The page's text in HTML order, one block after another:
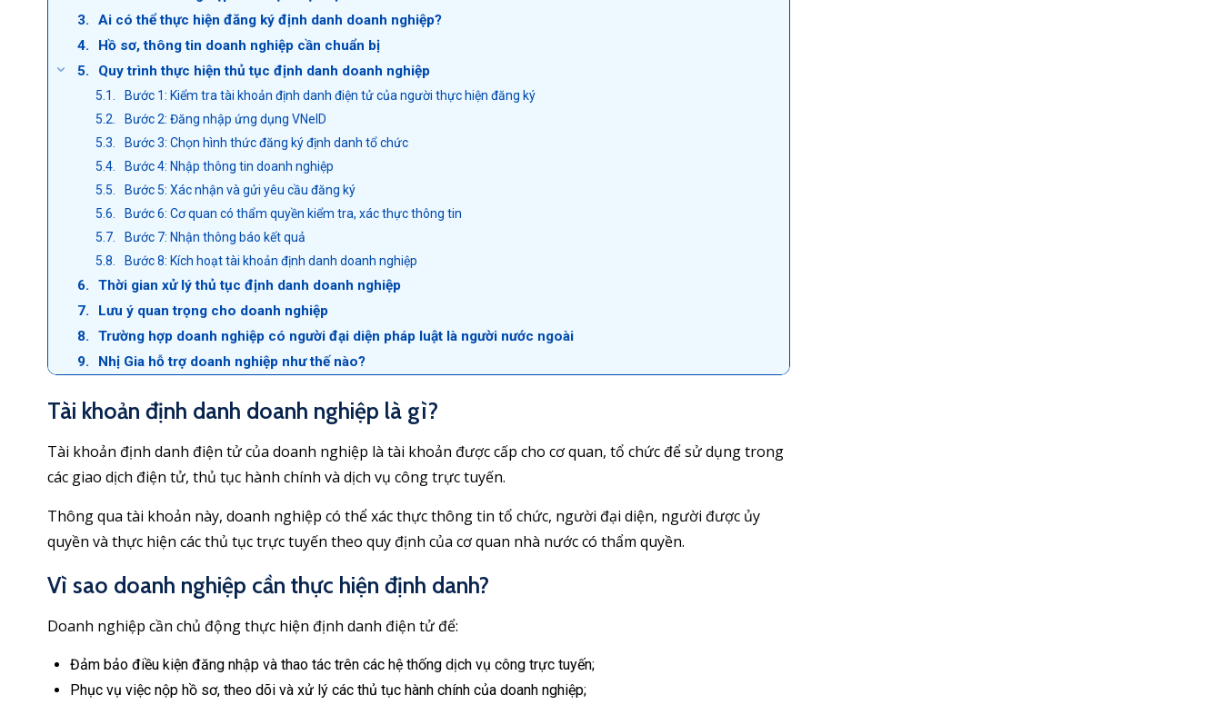
Ai có thể thực hiện đăng ký định danh doanh nghiệp?
Hồ sơ, thông tin doanh nghiệp cần chuẩn bị
Quy trình thực hiện thủ tục định danh doanh nghiệp
Bước 1: Kiểm tra tài khoản định danh điện tử của người thực hiện đăng ký
Bước 2: Đăng nhập ứng dụng VNeID
Bước 3: Chọn hình thức đăng ký định danh tổ chức
Bước 4: Nhập thông tin doanh nghiệp
Bước 5: Xác nhận và gửi yêu cầu đăng ký
Bước 6: Cơ quan có thẩm quyền kiểm tra, xác thực thông tin
Bước 7: Nhận thông báo kết quả
Bước 8: Kích hoạt tài khoản định danh doanh nghiệp
Thời gian xử lý thủ tục định danh doanh nghiệp
Lưu ý quan trọng cho doanh nghiệp
Trường hợp doanh nghiệp có người đại diện pháp luật là người nước ngoài
Nhị Gia hỗ trợ doanh nghiệp như thế nào?
Tài khoản định danh doanh nghiệp là gì?
Tài khoản định danh điện tử của doanh nghiệp là tài khoản được cấp cho cơ quan, tổ chức để sử dụng trong
các giao dịch điện tử, thủ tục hành chính và dịch vụ công trực tuyến.
Thông qua tài khoản này, doanh nghiệp có thể xác thực thông tin tổ chức, người đại diện, người được ủy
quyền và thực hiện các thủ tục trực tuyến theo quy định của cơ quan nhà nước có thẩm quyền.
Vì sao doanh nghiệp cần thực hiện định danh?
Doanh nghiệp cần chủ động thực hiện định danh điện tử để:
Đảm bảo điều kiện đăng nhập và thao tác trên các hệ thống dịch vụ công trực tuyến;
Phục vụ việc nộp hồ sơ, theo dõi và xử lý các thủ tục hành chính của doanh nghiệp;